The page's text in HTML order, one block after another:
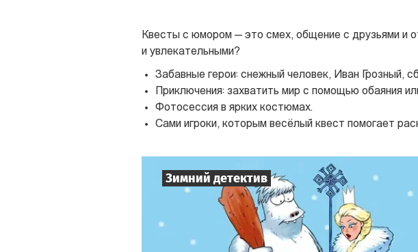
Квесты с юмором — это смех, общение с друзьями и
и увлекательными?
Забавные герои: снежный человек, Иван Грозный,
Приключения: захватить мир с помощью обаяния
Фотосессия в ярких костюмах.
Сами игроки, которым весёлый квест помогает
Зимний детектив